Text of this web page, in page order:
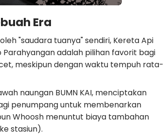
Era
"saudara tuanya" sendiri, Kereta Api
adalah pilihan favorit bagi
meskipun dengan waktu tempuh rata-
naungan BUMN KAI, menciptakan
penumpang untuk membenarkan
Whoosh menuntut biaya tambahan
stasiun).